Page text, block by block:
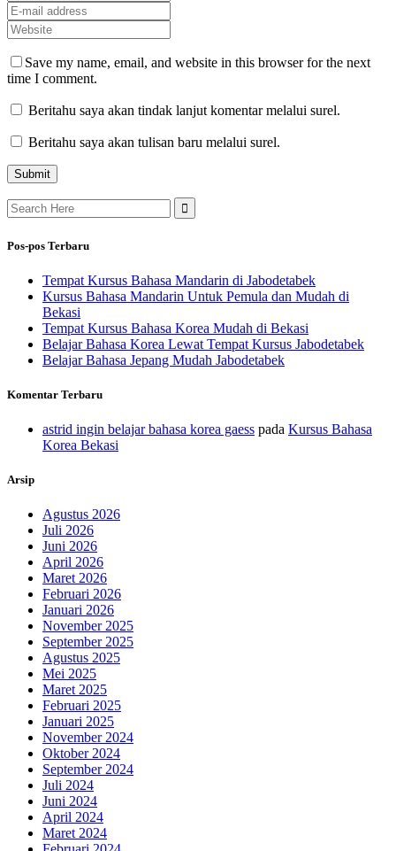
Save my name, email, and website in this browser for the next
time I comment.
Beritahu saya akan tindak lanjut komentar melalui surel.
Beritahu saya akan tulisan baru melalui surel.
Search
for:
Pos-pos Terbaru
Tempat Kursus Bahasa Mandarin di Jabodetabek
Kursus Bahasa Mandarin Untuk Pemula dan Mudah di
Bekasi
Tempat Kursus Bahasa Korea Mudah di Bekasi
Belajar Bahasa Korea Lewat Tempat Kursus Jabodetabek
Belajar Bahasa Jepang Mudah Jabodetabek
Komentar Terbaru
astrid ingin belajar bahasa korea gaess pada Kursus Bahasa
Korea Bekasi
Arsip
Agustus 2026
Juli 2026
Juni 2026
April 2026
Maret 2026
Februari 2026
Januari 2026
November 2025
September 2025
Agustus 2025
Mei 2025
Maret 2025
Februari 2025
Januari 2025
November 2024
Oktober 2024
September 2024
Juli 2024
Juni 2024
April 2024
Maret 2024